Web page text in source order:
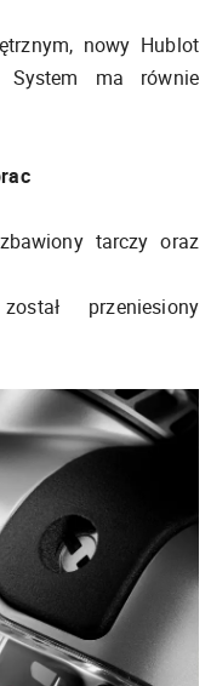
nowy Hublot
System ma równie
tarczy oraz
przeniesiony